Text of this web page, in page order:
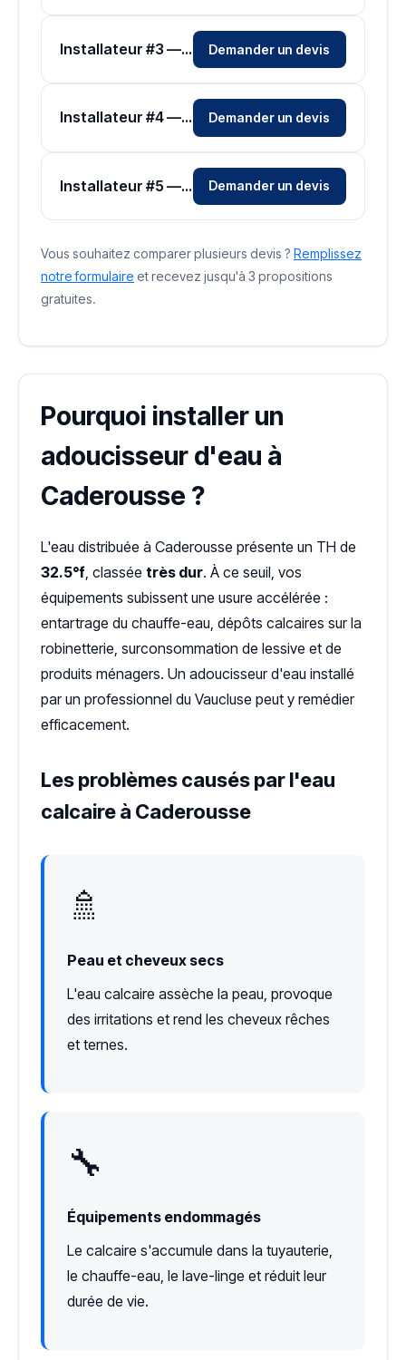
Installateur #3 — Zone Vaucluse Demander un devis
Installateur #4 — Zone Vaucluse Demander un devis
Installateur #5 — Zone Vaucluse Demander un devis
Vous souhaitez comparer plusieurs devis ? Remplissez
notre formulaire et recevez jusqu'à 3 propositions
gratuites.
Pourquoi installer un
adoucisseur d'eau à
Caderousse ?
L'eau distribuée à Caderousse présente un TH de
32.5°f , classée très dur. À ce seuil, vos
équipements subissent une usure accélérée :
entartrage du chauffe-eau, dépôts calcaires sur la
robinetterie, surconsommation de lessive et de
produits ménagers. Un adoucisseur d'eau installé
par un professionnel du Vaucluse peut y remédier
efficacement.
Les problèmes causés par l'eau
calcaire à Caderousse
🚿
Peau et cheveux secs
L'eau calcaire assèche la peau, provoque
des irritations et rend les cheveux rêches
et ternes.
🔧
Équipements endommagés
Le calcaire s'accumule dans la tuyauterie,
le chauffe-eau, le lave-linge et réduit leur
durée de vie.